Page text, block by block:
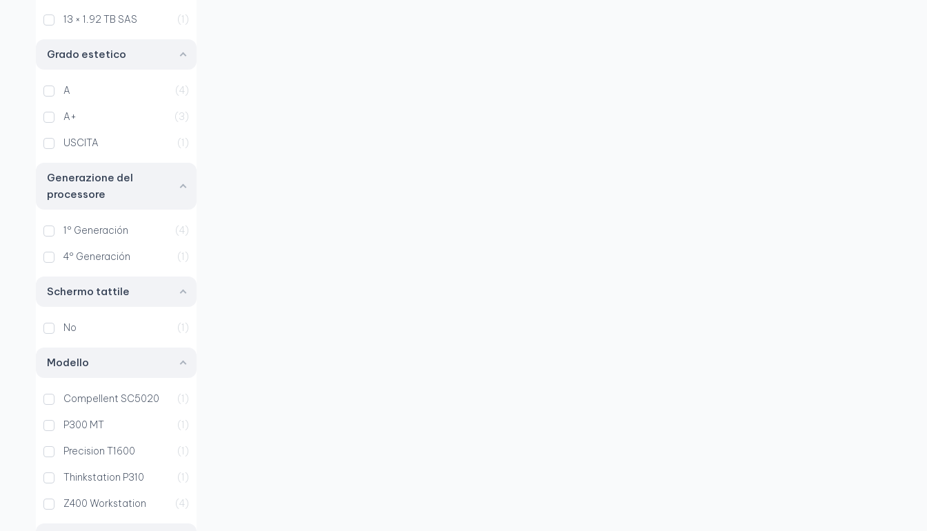
13 × 1.92 TB SAS 1
Grado estetico
A 4
A+ 3
USCITA 1
Generazione del
processore
1º Generación 4
4º Generación 1
Schermo tattile
No 1
Modello
Compellent SC5020 1
P300 MT 1
Precision T1600 1
Thinkstation P310 1
Z400 Workstation 4